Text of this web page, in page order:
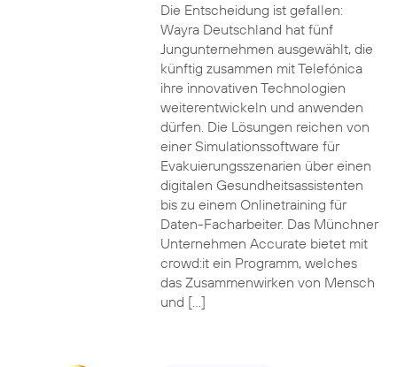
Die Entscheidung ist gefallen:
Wayra Deutschland hat fünf
Jungunternehmen ausgewählt, die
künftig zusammen mit Telefónica
ihre innovativen Technologien
weiterentwickeln und anwenden
dürfen. Die Lösungen reichen von
einer Simulationssoftware für
Evakuierungsszenarien über einen
digitalen Gesundheitsassistenten
bis zu einem Onlinetraining für
Daten-Facharbeiter. Das Münchner
Unternehmen Accurate bietet mit
crowd:it ein Programm, welches
das Zusammenwirken von Mensch
und […]